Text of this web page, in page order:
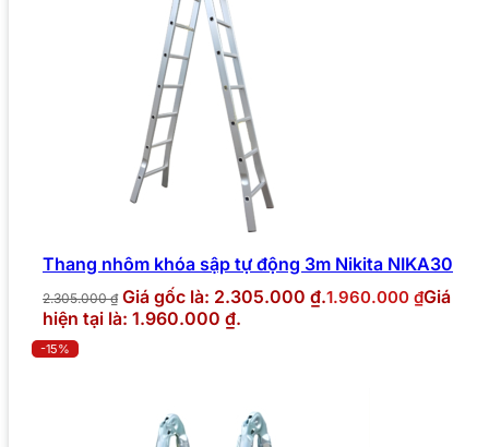
Thang nhôm khóa sập tự động 3m Nikita NIKA30
2.305.000₫ Giá gốc là: 2.305.000 ₫.1.960.000 ₫Giá
hiện tại là: 1.960.000 ₫.
-15%